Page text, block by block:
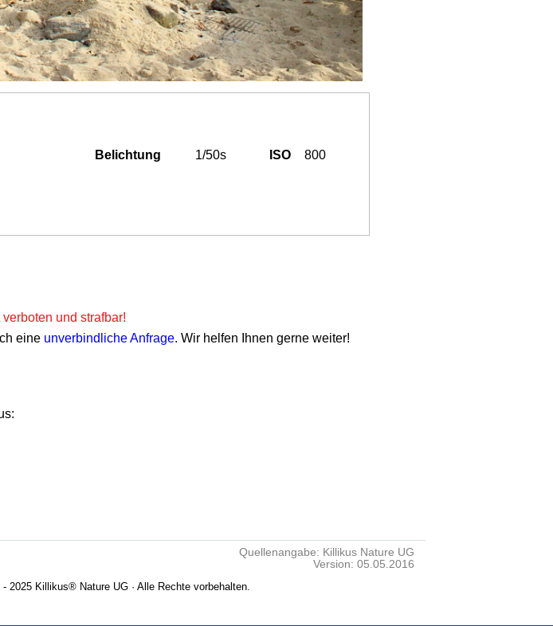
Belichtung 1/50s ISO
800
und strafbar!
eine unverbindliche Anfrage. Wir helfen Ihnen gerne weiter!
Quellenangabe: Killikus Nature UG
Version: 05.05.2016
- 2025 Killikus® Nature UG · Alle Rechte vorbehalten.